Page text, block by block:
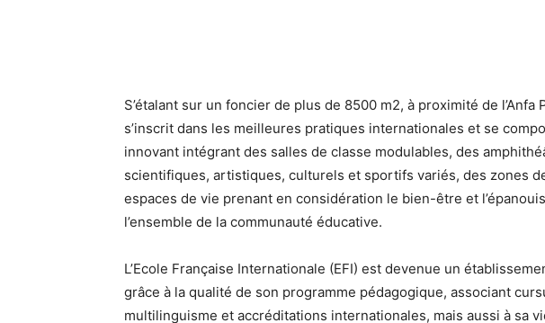
S’étalant sur un foncier de plus de 8500 m2, à proximité de l’Anfa
s’inscrit dans les meilleures pratiques internationales et se
innovant intégrant des salles de classe modulables, des
scientifiques, artistiques, culturels et sportifs variés, des zones
espaces de vie prenant en considération le bien-être et
l’ensemble de la communauté éducative.
L’Ecole Française Internationale (EFI) est devenue un
grâce à la qualité de son programme pédagogique, associant
multilinguisme et accréditations internationales, mais aussi à sa